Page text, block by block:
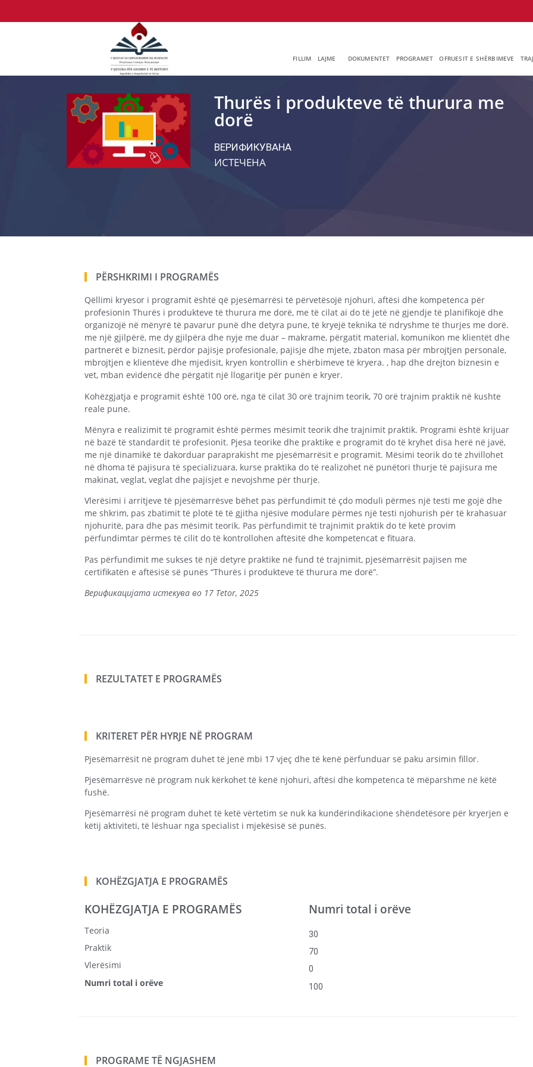
FILLIM LAJME DOKUMENTET PROGRAMET OFRUESIT E SHËRBIMEVE
Thurës i produkteve të thurura me
dorë
ВЕРИФИКУВАНА
ИСТЕЧЕНА
PËRSHKRIMI I PROGRAMËS
Qëllimi kryesor i programit është që pjesëmarrësi të përvetësojë njohuri, aftësi dhe kompetenca për
profesionin Thurës i produkteve të thurura me dorë, me të cilat ai do të jetë në gjendje të planifikojë dhe
organizojë në mënyrë të pavarur punë dhe detyra pune, të kryejë teknika të ndryshme të thurjes me dorë.
me një gjilpërë, me dy gjilpëra dhe nyje me duar – makrame, përgatit material, komunikon me klientët dhe
partnerët e biznesit, përdor pajisje profesionale, pajisje dhe mjete, zbaton masa për mbrojtjen personale,
mbrojtjen e klientëve dhe mjedisit, kryen kontrollin e shërbimeve të kryera. , hap dhe drejton biznesin e
vet, mban evidencë dhe përgatit një llogaritje për punën e kryer.
Kohëzgjatja e programit është 100 orë, nga të cilat 30 orë trajnim teorik, 70 orë trajnim praktik në kushte
reale pune.
Mënyra e realizimit të programit është përmes mësimit teorik dhe trajnimit praktik. Programi është krijuar
në bazë të standardit të profesionit. Pjesa teorike dhe praktike e programit do të kryhet disa herë në javë,
me një dinamikë të dakorduar paraprakisht me pjesëmarrësit e programit. Mësimi teorik do të zhvillohet
në dhoma të pajisura të specializuara, kurse praktika do të realizohet në punëtori thurje të pajisura me
makinat, veglat, veglat dhe pajisjet e nevojshme për thurje.
Vlerësimi i arritjeve të pjesëmarrësve bëhet pas përfundimit të çdo moduli përmes një testi me gojë dhe
me shkrim, pas zbatimit të plotë të të gjitha njësive modulare përmes një testi njohurish për të krahasuar
njohuritë, para dhe pas mësimit teorik. Pas përfundimit të trajnimit praktik do të ketë provim
përfundimtar përmes të cilit do të kontrollohen aftësitë dhe kompetencat e fituara.
Pas përfundimit me sukses të një detyre praktike në fund të trajnimit, pjesëmarrësit pajisen me
certifikatën e aftësisë së punës “Thurës i produkteve të thurura me dorë”.
Верификацијата истекува во 17 Tetor, 2025
REZULTATET E PROGRAMËS
KRITERET PËR HYRJE NË PROGRAM
Pjesëmarrësit në program duhet të jenë mbi 17 vjeç dhe të kenë përfunduar së paku arsimin fillor.
Pjesëmarrësve në program nuk kërkohet të kenë njohuri, aftësi dhe kompetenca të mëparshme në këtë
fushë.
Pjesëmarrësi në program duhet të ketë vërtetim se nuk ka kundërindikacione shëndetësore për kryerjen e
këtij aktiviteti, të lëshuar nga specialist i mjekësisë së punës.
KOHËZGJATJA E PROGRAMËS
KOHËZGJATJA E PROGRAMËS
Teoria
Numri total i orëve
30
Praktik 70
Vlerësimi 0
Numri total i orëve 100
PROGRAME TË NGJASHEM